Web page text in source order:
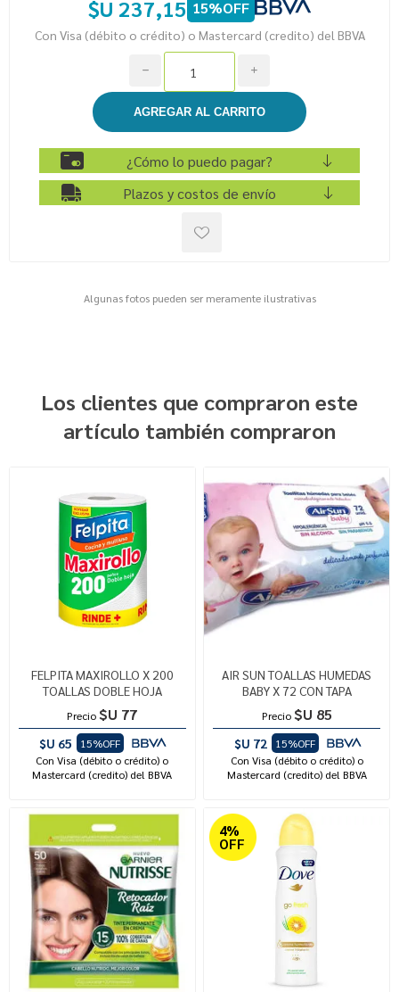
$U 237,15 15%OFF
Con Visa (débito o crédito) o Mastercard (credito) del BBVA
i
h
¿Cómo lo puedo pagar?
Plazos y costos de envío
Algunas fotos pueden ser meramente ilustrativas
Los clientes que compraron este
artículo también compraron
FELPITA MAXIROLLO X 200
TOALLAS DOBLE HOJA
Precio $U 77
$U 65
15%OFF
Con Visa (débito o crédito) o
Mastercard (credito) del BBVA
AIR SUN TOALLAS HUMEDAS
BABY X 72 CON TAPA
Precio $U 85
$U 72
15%OFF
Con Visa (débito o crédito) o
Mastercard (credito) del BBVA
4%
OFF